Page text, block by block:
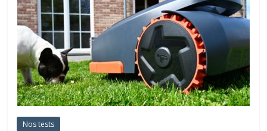
Nos tests